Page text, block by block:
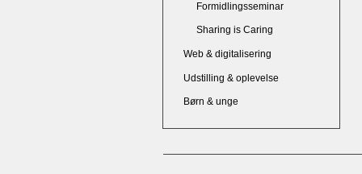
Formidlingsseminar
Sharing is Caring
Web & digitalisering
Udstilling & oplevelse
Børn & unge